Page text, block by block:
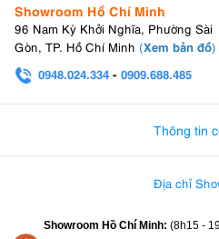
Showroom Hồ Chí Minh
96 Nam Kỳ Khởi Nghĩa, Phường Sài
Gòn, TP. Hồ Chí Minh (Xem bản đồ)
0948.024.334 - 0909.688.485
Thông tin
Địa chỉ
Showroom Hồ Chí Minh: (8h15 -